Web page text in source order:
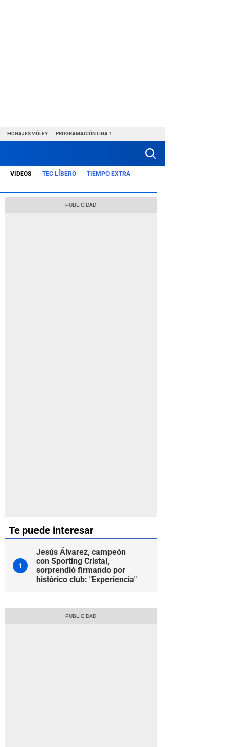
FICHAJES VÓLEY PROGRAMACIÓN LIGA 1
VIDEOS TEC LÍBERO TIEMPO EXTRA
Te puede interesar
1
Jesús Álvarez, campeón
con Sporting Cristal,
sorprendió firmando por
histórico club: "Experiencia"